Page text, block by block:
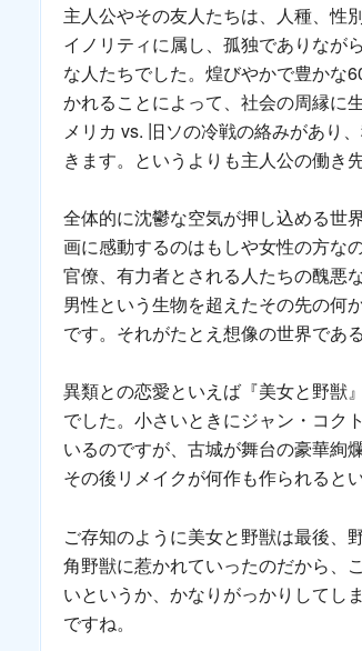
主人公やその友人たちは、人種、性
イノリティに属し、孤独でありなが
な人たちでした。煌びやかで豊かな
かれることによって、社会の周縁に
メリカ vs. 旧ソの冷戦の絡みがあり
きます。というよりも主人公の働き
全体的に沈鬱な空気が押し込める世
画に感動するのはもしや女性の方な
官僚、有力者とされる人たちの醜悪
男性という生物を超えたその先の何
です。それがたとえ想像の世界であ
異類との恋愛といえば『美女と野獣
でした。小さいときにジャン・コク
いるのですが、古城が舞台の豪華絢
その後リメイクが何作も作られると
ご存知のように美女と野獣は最後、
角野獣に惹かれていったのだから、
いというか、かなりがっかりしてし
ですね。